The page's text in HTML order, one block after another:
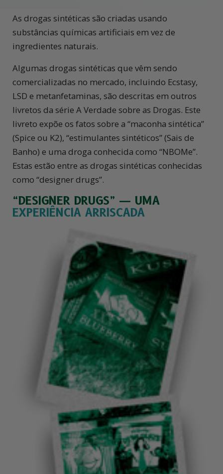
As drogas sintéticas são criadas usando
substâncias químicas artificiais em vez de
ingredientes naturais.
Algumas drogas sintéticas que vêm sendo
comercializadas no mercado, incluindo Ecstasy,
LSD e metanfetaminas, são descritas em outros
livretos da série A Verdade sobre as Drogas. Este
livreto expõe os fatos sobre a “maconha sintética”
(Spice ou K2), “estimulantes sintéticos” (Sais de
Banho) e uma droga conhecida como “NBOMe”.
Estas estão entre as drogas sintéticas conhecidas
como “designer drugs”.
“DESIGNER DRUGS” — UMA
EXPERIÊNCIA ARRISCADA